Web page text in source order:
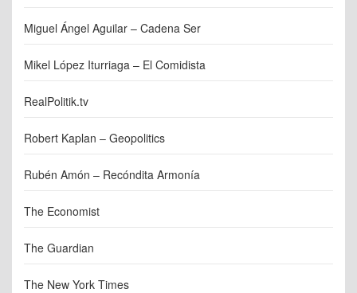
Miguel Ángel Aguilar – Cadena Ser
Mikel López Iturriaga – El Comidista
RealPolitik.tv
Robert Kaplan – Geopolitics
Rubén Amón – Recóndita Armonía
The Economist
The Guardian
The New York Times